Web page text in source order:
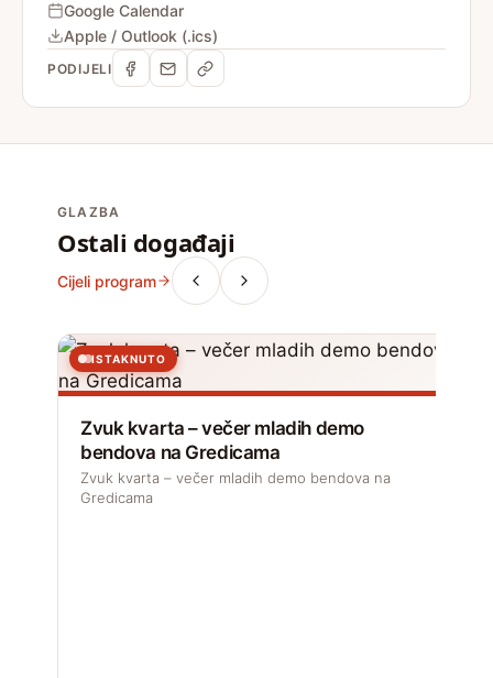
Google Calendar
Apple / Outlook (.ics)
PODIJELI
GLAZBA
Ostali događaji
Cijeli program
ISTAKNUTO
Zvuk kvarta – večer mladih demo
bendova na Gredicama
Zvuk kvarta – večer mladih demo bendova na
Gredicama